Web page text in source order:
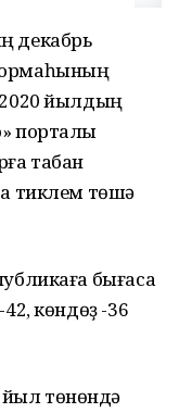
декабрь
2020 йылдың
порталы
табан
тиклем төшә
бығаса
көндөҙ -36
төнөндә